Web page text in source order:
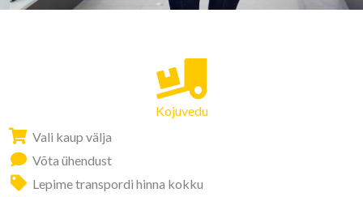
Kojuvedu
Vali kaup välja
Võta ühendust
Lepime transpordi hinna kokku